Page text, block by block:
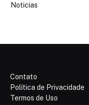
Noticias
Contato
Política de Privacidade
Termos de Uso